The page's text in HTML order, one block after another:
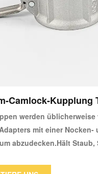
Camlock-Kupplung
werden
mit einer
abzudecken.Hält Staub,